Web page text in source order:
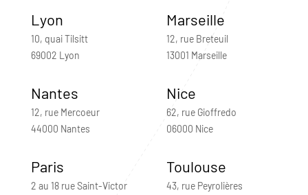
Lyon
10, quai Tilsitt
69002 Lyon
Marseille
12, rue Breteuil
13001 Marseille
Nantes
12, rue Mercoeur
44000 Nantes
Nice
62, rue Gioffredo
06000 Nice
Paris
2 au 18 rue Saint-Victor
Toulouse
43, rue Peyrolières